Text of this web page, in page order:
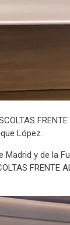
FRENTE
López.
y de la
FRENTE